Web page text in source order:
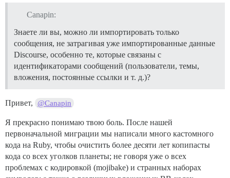
Canapin:
Знаете ли вы, можно ли импортировать только
сообщения, не затрагивая уже импортированные данные
Discourse, особенно те, которые связаны с
идентификаторами сообщений (пользователи, темы,
вложения, постоянные ссылки и т. д.)?
Привет, @Canapin
Я прекрасно понимаю твою боль. После нашей
первоначальной миграции мы написали много кастомного
кода на Ruby, чтобы очистить более десяти лет копипасты
кода со всех уголков планеты; не говоря уже о всех
проблемах с кодировкой (mojibake) и странных наборах